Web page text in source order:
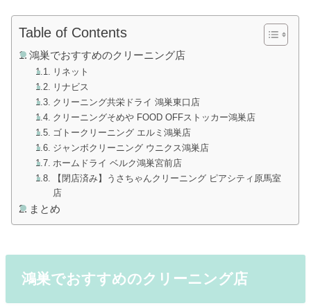
Table of Contents
鴻巣でおすすめのクリーニング店
リネット
リナビス
クリーニング共栄ドライ 鴻巣東口店
クリーニングそめや FOOD OFFストッカー鴻巣店
ゴトークリーニング エルミ鴻巣店
ジャンボクリーニング ウニクス鴻巣店
ホームドライ ベルク鴻巣宮前店
【閉店済み】うさちゃんクリーニング ピアシティ原馬室
店
まとめ
鴻巣でおすすめのクリーニング店